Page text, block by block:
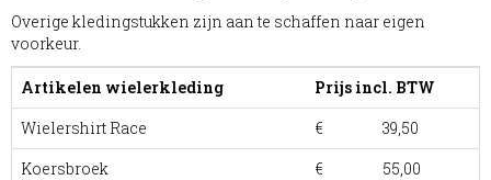
Overige kledingstukken zijn aan te schaffen naar eigen
voorkeur.
Artikelen wielerkleding
Prijs incl. BTW
Wielershirt Race
€ 39,50
Koersbroek
€ 55,00